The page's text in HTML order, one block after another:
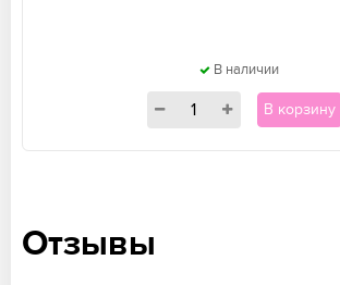
В наличии
В корзину
Отзывы